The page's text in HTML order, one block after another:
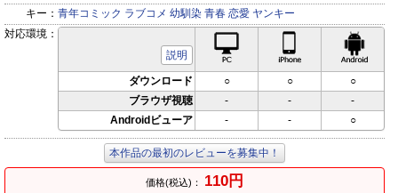
キー： 青年コミック ラブコメ 幼馴染 青春 恋愛 ヤンキー
対応環境：
説明
iPhone対応
ダウンロード ○ ○
○
ブラウザ視聴
- -
-
Androidビューア
- - ○
本作品の最初のレビューを募集中！
価格(税込)： 110円